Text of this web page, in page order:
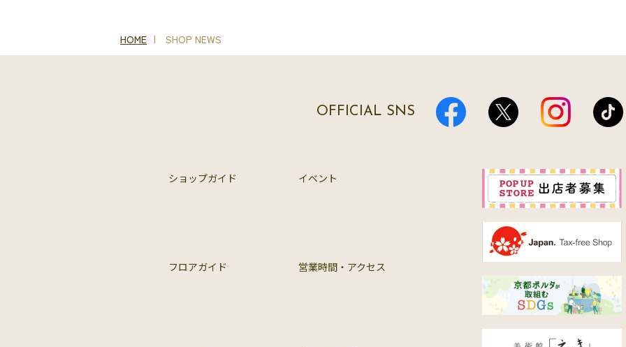
HOME SHOP NEWS
OFFICIAL SNS
ショップガイド イベント
フロアガイド 営業時間・アクセス